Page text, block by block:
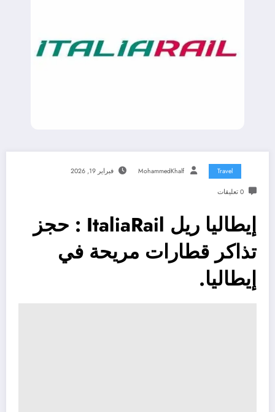
Travel
MohammedKhalf فبراير 19, 2026
0 تعليقات
إيطاليا ريل ItaliaRail : حجز
تذاكر قطارات مريحة في
إيطاليا.